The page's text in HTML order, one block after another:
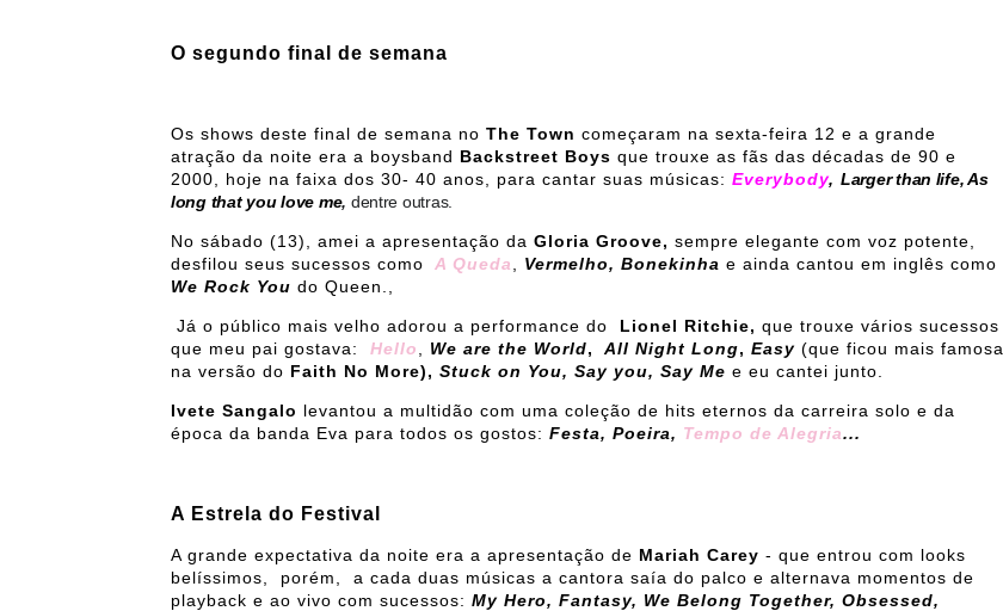
O segundo final de semana
Os shows deste final de semana no The Town começaram na sexta-feira 12 e a grande
atração da noite era a boysband Backstreet Boys que trouxe as fãs das décadas de 90 e
2000, hoje na faixa dos 30- 40 anos, para cantar suas músicas: Everybody, Larger than life, As
long that you love me, dentre outras.
No sábado (13), amei a apresentação da Gloria Groove, sempre elegante com voz potente,
desfilou seus sucessos como
A Queda Vermelho, Bonekinha e ainda cantou em inglês como
We Rock You do Queen.,
Já o público mais velho adorou a performance do Lionel Ritchie, que trouxe vários sucessos
que meu pai gostava: Hello We are the World, All Night Long, Easy (que ficou mais famosa
na versão do Faith No More), Stuck on You, Say you, Say Me e eu cantei junto.
Ivete Sangalo levantou a multidão com uma coleção de hits eternos da carreira solo e da
época da banda Eva para todos os gostos: Festa, Poeira, Tempo de Alegria...
A Estrela do Festival
A grande expectativa da noite era a apresentação de Mariah Carey - que entrou com looks
belíssimos, porém, a cada duas músicas a cantora saía do palco e alternava momentos de
playback e ao vivo com sucessos: My Hero, Fantasy, We Belong Together, Obsessed,